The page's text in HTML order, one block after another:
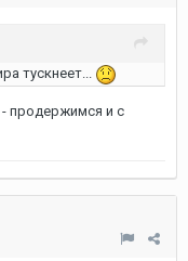
тускнеет...
продержимся и с